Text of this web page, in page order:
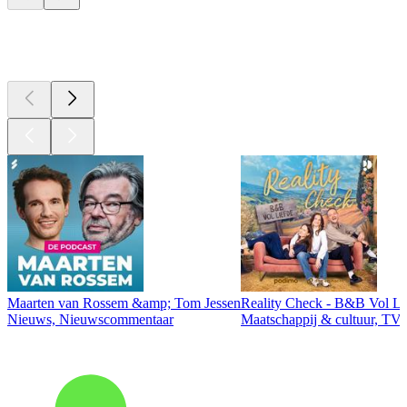
Maarten van Rossem &amp; Tom Jessen
Nieuws, Nieuwscommentaar
Reality Check - B&B Vol
Maatschappij & cultuur,